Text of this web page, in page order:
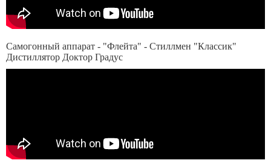
Самогонный аппарат - "Флейта" - Стиллмен "Классик"
Дистиллятор Доктор Градус